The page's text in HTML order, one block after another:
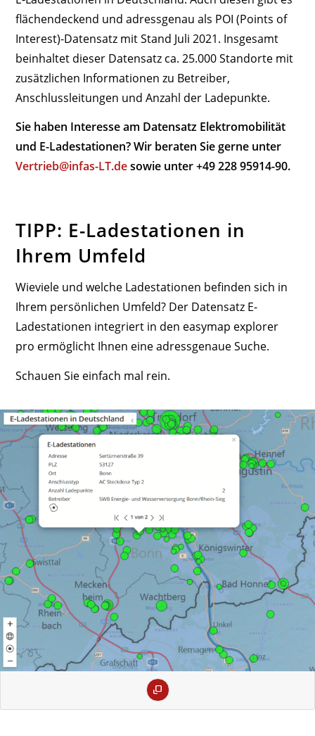
flächendeckend und adressgenau als POI (Points of
Interest)-Datensatz mit Stand Juli 2021. Insgesamt
beinhaltet dieser Datensatz ca. 25.000 Standorte mit
zusätzlichen Informationen zu Betreiber,
Anschlussleitungen und Anzahl der Ladepunkte.
Sie haben Interesse am Datensatz Elektromobilität
und E-Ladestationen? Wir beraten Sie gerne unter
Vertrieb@infas-LT.desowie unter +49 228 95914-90.
TIPP: E-Ladestationen in
Ihrem Umfeld
Wieviele und welche Ladestationen befinden sich in
Ihrem persönlichen Umfeld? Der Datensatz E-
Ladestationen integriert in den easymap explorer
pro ermöglicht Ihnen eine adressgenaue Suche.
Schauen Sie einfach mal rein.